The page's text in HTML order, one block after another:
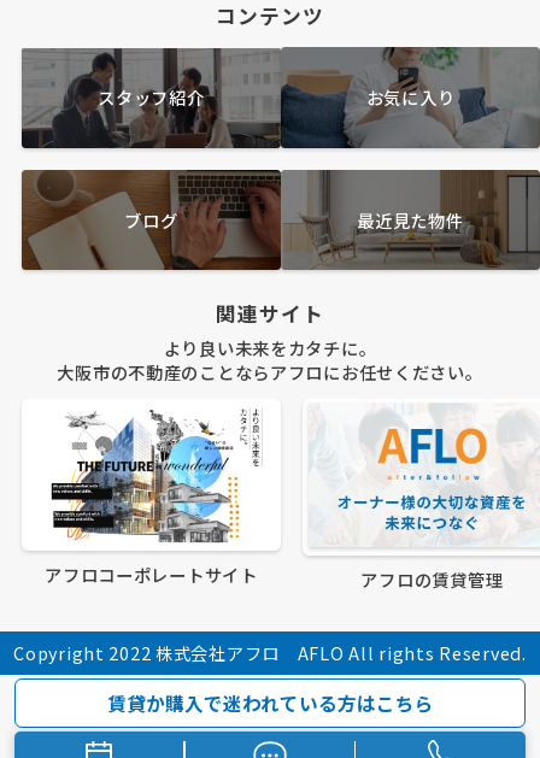
コンテンツ
スタッフ紹介 お気に入り
ブログ 最近見た物件
関連サイト
より良い未来をカタチに。
大阪市の不動産のことならアフロにお任せください。
アフロコーポレートサイト アフロの賃貸管理
Copyright 2022 株式会社アフロ AFLO All rights Reserved.
賃貸か購入で迷われている方はこちら